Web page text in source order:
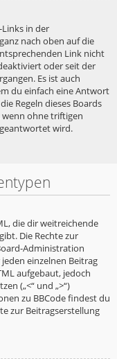
Links in der
nach oben auf die
Link nicht
oder seit der
Es ist auch
du einfach eine Antwort
Regeln dieses Boards
wenn ohne triftigen
wird.
die dir weitreichende
Die Rechte zur
Administration
einzelnen Beitrag
aufgebaut, jedoch
(„<“ und „>“)
zu BBCode findest du
zur Beitragserstellung